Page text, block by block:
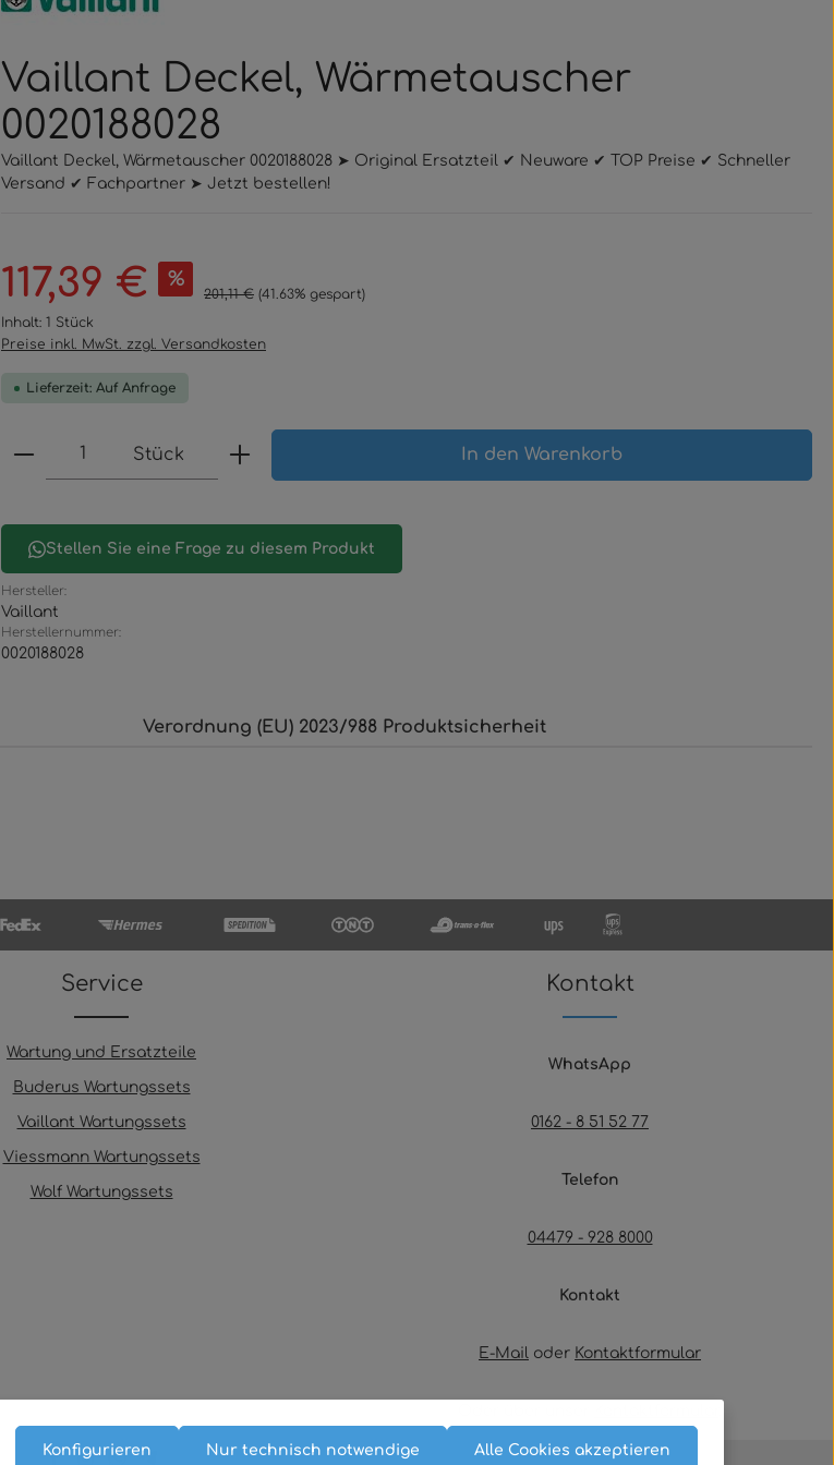
Vaillant Deckel, Wärmetauscher
0020188028
Vaillant Deckel, Wärmetauscher 0020188028 ➤ Original Ersatzteil ✔ Neuware ✔ TOP Preise ✔ Schneller
Versand ✔ Fachpartner ➤ Jetzt bestellen!
Verkaufspreis:
117,39 € %
Regulärer Preis:
201,11 € (41.63% gespart)
Inhalt: 1 Stück
Preise inkl. MwSt. zzgl. Versandkosten
Lieferzeit: Auf Anfrage
Produkt Anzahl: Gib den gewünschten Wert ein oder
Stück In den Warenkorb
Stellen Sie eine Frage zu diesem Produkt
Hersteller:
Vaillant
Herstellernummer:
0020188028
Verordnung (EU) 2023/988 Produktsicherheit
Service
Wartung und Ersatzteile
Buderus Wartungssets
Vaillant Wartungssets
Viessmann Wartungssets
Wolf Wartungssets
Kontakt
WhatsApp
0162 - 8 51 52 77
Telefon
04479 - 928 8000
Kontakt
E-Mail oder Kontaktformular
Nur technisch notwendige
Konfigurieren Alle Cookies akzeptieren